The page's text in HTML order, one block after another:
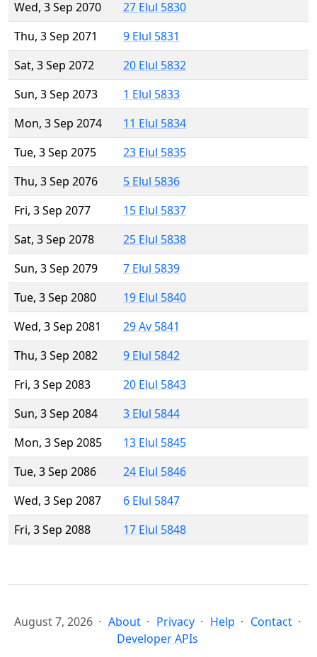
Wed, 3 Sep 2070
27 Elul 5830
Thu, 3 Sep 2071
9 Elul 5831
Sat, 3 Sep 2072
20 Elul 5832
Sun, 3 Sep 2073
1 Elul 5833
Mon, 3 Sep 2074
11 Elul 5834
Tue, 3 Sep 2075
23 Elul 5835
Thu, 3 Sep 2076
5 Elul 5836
Fri, 3 Sep 2077
15 Elul 5837
Sat, 3 Sep 2078
25 Elul 5838
Sun, 3 Sep 2079
7 Elul 5839
Tue, 3 Sep 2080
19 Elul 5840
Wed, 3 Sep 2081
29 Av 5841
Thu, 3 Sep 2082
9 Elul 5842
Fri, 3 Sep 2083
20 Elul 5843
Sun, 3 Sep 2084
3 Elul 5844
Mon, 3 Sep 2085
13 Elul 5845
Tue, 3 Sep 2086
24 Elul 5846
Wed, 3 Sep 2087
6 Elul 5847
Fri, 3 Sep 2088
17 Elul 5848
August 7, 2026 About Privacy Help
Contact
Developer APIs